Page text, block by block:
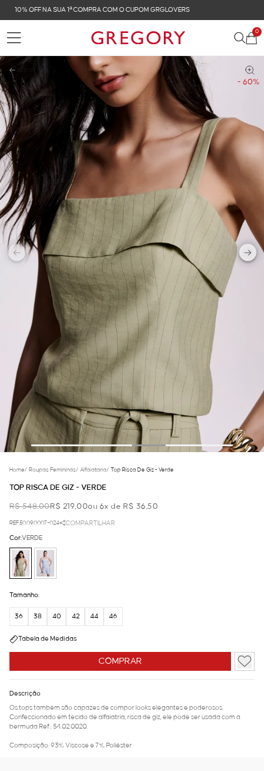
FRETE GRÁTIS NAS COMPRAS ACIMA DE R$ 899
0
- 60%
Home/ Roupas Femininas/ Alfaiataria/ Top Risca De Giz - Verde
TOP RISCA DE GIZ - VERDE
R$ 548,00R$ 219,00ou 6x de R$ 36,50
REF.50.09.0007-024 COMPARTILHAR
COMPRAR
Cor:VERDE
Tamanho:
36 38 40 42 44 46
Tabela de Medidas
Descrição
Os tops também são capazes de compor looks elegantes e poderosos.
Confeccionado em tecido de alfaiatria, risca de giz, ele pode ser usada com a
bermuda Ref.: 54.02.0020.
Composição: 93% Viscose e 7% Poliéster